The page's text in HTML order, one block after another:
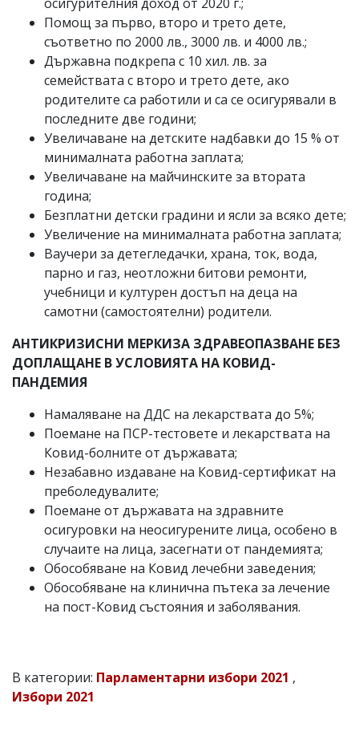
Помощ за първо, второ и трето дете,
съответно по 2000 лв., 3000 лв. и 4000 лв.;
Държавна подкрепа с 10 хил. лв. за
семействата с второ и трето дете, ако
родителите са работили и са се осигурявали в
последните две години;
Увеличаване на детските надбавки до 15 % от
минималната работна заплата;
Увеличаване на майчинските за втората
година;
Безплатни детски градини и ясли за всяко дете;
Увеличение на минималната работна заплата;
Ваучери за детегледачки, храна, ток, вода,
парно и газ, неотложни битови ремонти,
учебници и културен достъп на деца на
самотни (самостоятелни) родители.
АНТИКРИЗИСНИ МЕРКИЗА ЗДРАВЕОПАЗВАНЕ БЕЗ
ДОПЛАЩАНЕ В УСЛОВИЯТА НА КОВИД-
ПАНДЕМИЯ
Намаляване на ДДС на лекарствата до 5%;
Поемане на ПСР-тестовете и лекарствата на
Ковид-болните от държавата;
Незабавно издаване на Ковид-сертификат на
преболедувалите;
Поемане от държавата на здравните
осигуровки на неосигурените лица, особено в
случаите на лица, засегнати от пандемията;
Обособяване на Ковид лечебни заведения;
Обособяване на клинична пътека за лечение
на пост-Ковид състояния и заболявания.
В категории: Парламентарни избори 2021 ,
Избори 2021